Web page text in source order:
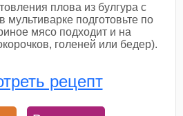
плова из булгура с
подготовьте по
мясо подходит и на
голеней или бедер).
рецепт